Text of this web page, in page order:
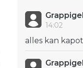
14:02
alles kan